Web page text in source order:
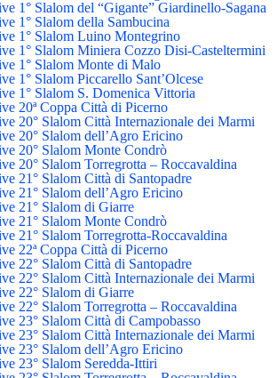
1° Slalom del “Gigante” Giardinello-Sagana
1° Slalom della Sambucina
1° Slalom Luino Montegrino
1° Slalom Miniera Cozzo Disi-Casteltermini
1° Slalom Monte di Malo
1° Slalom Piccarello Sant’Olcese
1° Slalom S. Domenica Vittoria
20ª Coppa Città di Picerno
20° Slalom Città Internazionale dei Marmi
20° Slalom dell’Agro Ericino
20° Slalom Monte Condrò
20° Slalom Torregrotta – Roccavaldina
21° Slalom Città di Santopadre
21° Slalom dell’Agro Ericino
21° Slalom di Giarre
21° Slalom Monte Condrò
21° Slalom Torregrotta-Roccavaldina
22ª Coppa Città di Picerno
22° Slalom Città di Santopadre
22° Slalom Città Internazionale dei Marmi
22° Slalom di Giarre
22° Slalom Torregrotta – Roccavaldina
23° Slalom Città di Campobasso
23° Slalom Città Internazionale dei Marmi
23° Slalom dell’Agro Ericino
23° Slalom Seredda-Ittiri